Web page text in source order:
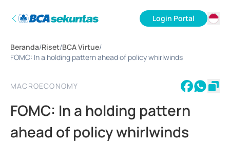
Login Portal
Beranda/Riset/BCA Virtue/
FOMC: In a holding pattern ahead of policy whirlwinds
MACROECONOMY
FOMC: In a holding pattern
ahead of policy whirlwinds